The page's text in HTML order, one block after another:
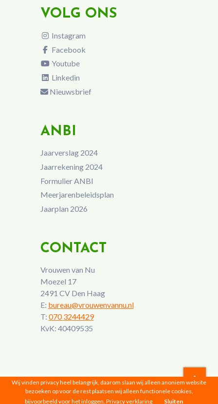
VOLG ONS
Instagram
Facebook
Youtube
Linkedin
Nieuwsbrief
ANBI
Jaarverslag 2024
Jaarrekening 2024
Formulier ANBI
Meerjarenbeleidsplan
Jaarplan 2026
CONTACT
Vrouwen van Nu
Moezel 17
2491 CV Den Haag
E: bureau@vrouwenvannu.nl
T: 070 3244429
KvK: 40409535
Vrouwen van Nu © 2026 |Privacyverklaring
Wij vinden privacy heel belangrijk, daarom slaan wij alleen anoniem website
bezoeken op voor de rest plaatsen wij alleen functionele cookies,
bijvoorbeeld voor het inloggen. Privacy verklaring Sluiten